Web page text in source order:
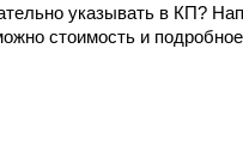
указывать в КП?
стоимость и